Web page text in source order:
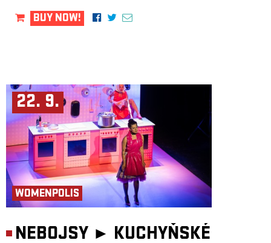
BUY NOW!
22. 9.
WOMENPOLIS
NEBOJSY ► KUCHYŇSKÉ